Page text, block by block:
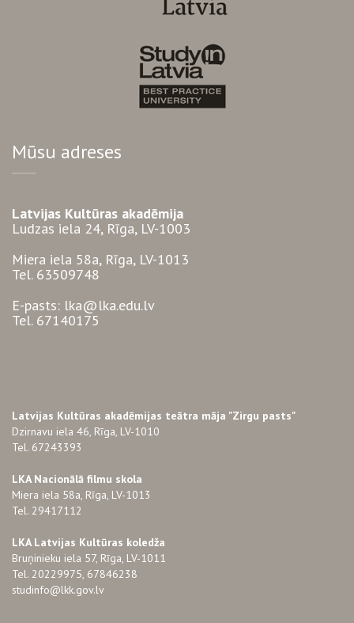
Mūsu adreses
Latvijas Kultūras akadēmija
Ludzas iela 24, Rīga, LV-1003
Miera iela 58a, Rīga, LV-1013
Tel. 63509748
E-pasts: lka@lka.edu.lv
Tel. 67140175
Latvijas Kultūras akadēmijas teātra māja "Zirgu pasts"
Dzirnavu iela 46, Rīga, LV-1010
Tel. 67243393
LKA Nacionālā filmu skola
Miera iela 58a, Rīga, LV-1013
Tel. 29417112
LKA Latvijas Kultūras koledža
Bruņinieku iela 57, Rīga, LV-1011
Tel. 20229975, 67846238
studinfo@lkk.gov.lv